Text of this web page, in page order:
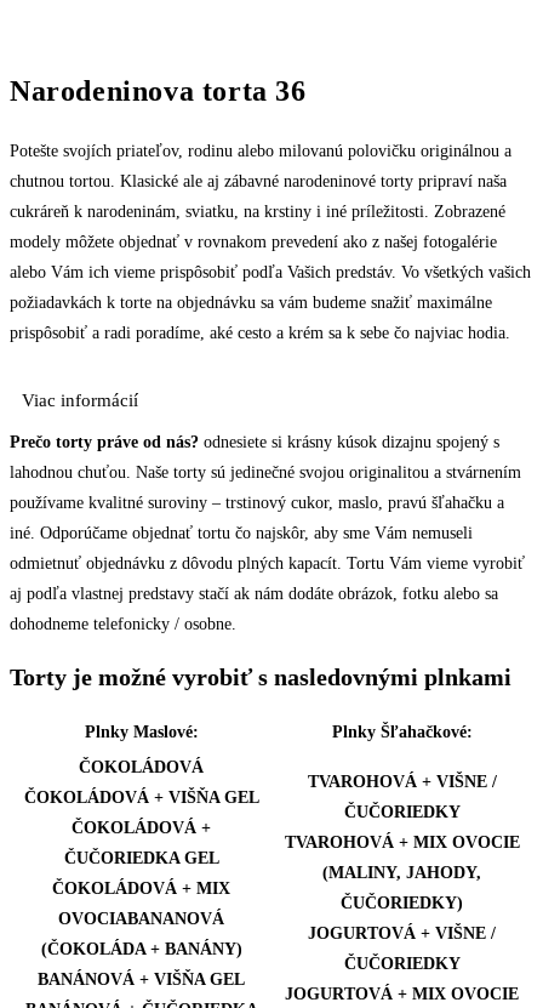
Narodeninova torta 36
Potešte svojích priateľov, rodinu alebo milovanú polovičku originálnou a
chutnou tortou. Klasické ale aj zábavné narodeninové torty pripraví naša
cukráreň k narodeninám, sviatku, na krstiny i iné príležitosti. Zobrazené
modely môžete objednať v rovnakom prevedení ako z našej fotogalérie
alebo Vám ich vieme prispôsobiť podľa Vašich predstáv. Vo všetkých vašich
požiadavkách k torte na objednávku sa vám budeme snažiť maximálne
prispôsobiť a radi poradíme, aké cesto a krém sa k sebe čo najviac hodia.
Viac informácií
Prečo torty práve od nás? odnesiete si krásny kúsok dizajnu spojený s
lahodnou chuťou. Naše torty sú jedinečné svojou originalitou a stvárnením
používame kvalitné suroviny – trstinový cukor, maslo, pravú šľahačku a
iné. Odporúčame objednať tortu čo najskôr, aby sme Vám nemuseli
odmietnuť objednávku z dôvodu plných kapacít. Tortu Vám vieme vyrobiť
aj podľa vlastnej predstavy stačí ak nám dodáte obrázok, fotku alebo sa
dohodneme telefonicky / osobne.
Torty je možné vyrobiť s nasledovnými plnkami
Plnky Maslové:
Plnky Šľahačkové:
ČOKOLÁDOVÁ
ČOKOLÁDOVÁ + VIŠŇA GEL
ČOKOLÁDOVÁ +
ČUČORIEDKA GEL
ČOKOLÁDOVÁ + MIX
OVOCIABANANOVÁ
(ČOKOLÁDA + BANÁNY)
BANÁNOVÁ + VIŠŇA GEL
TVAROHOVÁ + VIŠNE /
ČUČORIEDKY
TVAROHOVÁ + MIX OVOCIE
(MALINY, JAHODY,
ČUČORIEDKY)
JOGURTOVÁ + VIŠNE /
ČUČORIEDKY
JOGURTOVÁ + MIX OVOCIE